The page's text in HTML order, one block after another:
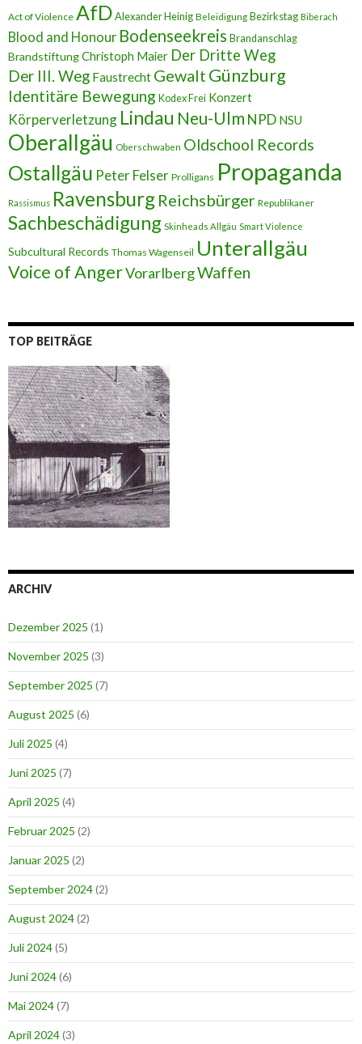
e
s
s
e
Act of Violence AfDAlexander Heinig Beleidigung Bezirkstag Biberach
Blood and Honour Bodenseekreis Brandanschlag
BrandstiftungChristoph Maier Der Dritte Weg
Der III. Weg Faustrecht Gewalt Günzburg
Identitäre Bewegung Kodex Frei Konzert
Körperverletzung Lindau Neu-Ulm NPD NSU
Oberallgäu Oberschwaben Oldschool Records
Ostallgäu Peter Felser Prolligans Propaganda
Rassismus Ravensburg Reichsbürger Republikaner
Sachbeschädigung Skinheads Allgäu Smart Violence
Subcultural Records Thomas Wagenseil Unterallgäu
Voice of AngerVorarlbergWaffen
TOP BEITRÄGE
ARCHIV
Dezember 2025 (1)
November 2025 (3)
September 2025 (7)
August 2025 (6)
Juli 2025 (4)
Juni 2025 (7)
April 2025 (4)
Februar 2025 (2)
Januar 2025 (2)
September 2024(2)
August 2024(2)
Juli 2024(5)
Juni 2024(6)
Mai 2024(7)
April 2024(3)